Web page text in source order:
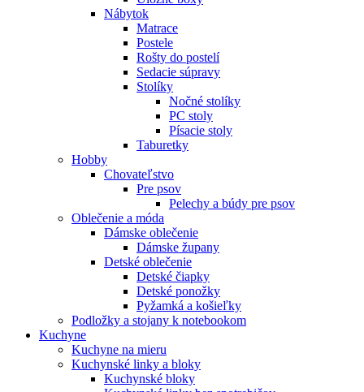
Nábytok
Matrace
Postele
Rošty do postelí
Sedacie súpravy
Stolíky
Nočné stolíky
PC stoly
Písacie stoly
Taburetky
Hobby
Chovateľstvo
Pre psov
Pelechy a búdy pre psov
Oblečenie a móda
Dámske oblečenie
Dámske župany
Detské oblečenie
Detské čiapky
Detské ponožky
Pyžamká a košieľky
Podložky a stojany k notebookom
Kuchyne
Kuchyne na mieru
Kuchynské linky a bloky
Kuchynské bloky